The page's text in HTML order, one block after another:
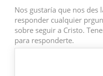
Nos gustaría que nos
responder cualquier
sobre seguir a Cristo.
para responderte.